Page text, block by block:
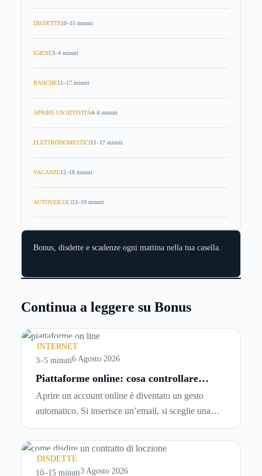
DISDETTE10–15 minuti
IGIENE3–4 minuti
BANCHE11–17 minuti
APRIRE UN'ATTIVITÀ4–6 minuti
ELETTRODOMESTICI11–17 minuti
VACANZE12–18 minuti
AUTOVEICOLI13–19 minuti
Bonus, disdette e scadenze ogni mattina nella tua casella.
Continua a leggere su Bonus
INTERNET
3–5 minuti6 Agosto 2026
Piattaforme online: cosa controllare
prima di iscriversi e usare servizi in
tempo reale
Aprire un account online è diventato un gesto
automatico. Si inserisce un’email, si sceglie una
password, si accetta una serie di condizioni senza
leggerle davvero. Tutto avviene in pochi minuti,
spesso senza che ci si fermi a capire dove si sta
entrando.
DISDETTE
10–15 minuti3 Agosto 2026